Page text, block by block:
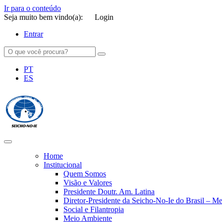
Ir para o conteúdo
Seja muito bem vindo(a):
Login
Entrar
PT
ES
Home
Institucional
Quem Somos
Visão e Valores
Presidente Doutr. Am. Latina
Diretor-Presidente da Seicho-No-Ie do Brasil –
Social e Filantropia
Meio Ambiente